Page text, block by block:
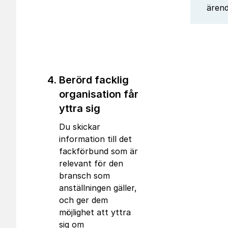
Berörd facklig
organisation får
yttra sig
Du skickar
information till det
fackförbund som är
relevant för den
bransch som
anställningen gäller,
och ger dem
möjlighet att yttra
sig om